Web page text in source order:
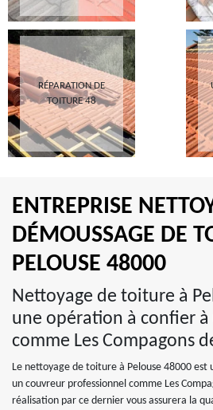
RÉPARATION DE
TOITURE 48
ENTREPRISE
DÉMOUSSAGE DE
PELOUSE 48000
Nettoyage de toiture à
une opération à confier
comme Les Compagons
Le nettoyage de toiture à Pelouse 48000 est
un couvreur professionnel comme Les
réalisation par ce dernier vous assurera la